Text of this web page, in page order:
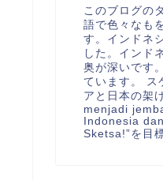
このブログの
語で色々なも
す。インドネ
した。インド
奥が深いです
ています。 ス
アと日本の架
menjadi
Indonesia
Sketsa!”を目